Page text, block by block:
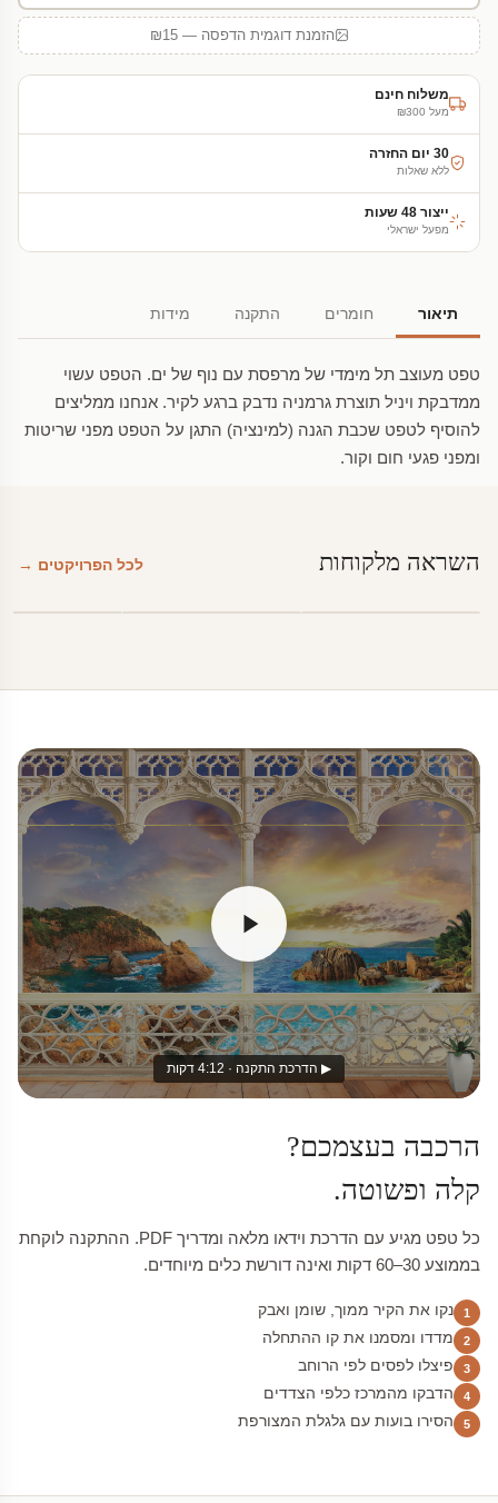
הזמנת דוגמית הדפסה — ₪15
משלוח חינם
מעל ₪300
30 יום החזרה
ללא שאלות
ייצור 48 שעות
מפעל ישראלי
תיאור חומרים התקנה מידות
טפט מעוצב תל מימדי של מרפסת עם נוף של ים. הטפט עשוי
ממדבקת ויניל תוצרת גרמניה נדבק ברגע לקיר. אנחנו ממליצים
להוסיף לטפט שכבת הגנה (למינציה) התגן על הטפט מפני שריטות
ומפני פגעי חום וקור.
השראה מלקוחות לכל הפרויקטים →
▶ הדרכת התקנה · 4:12 דקות
הרכבה בעצמכם?
קלה ופשוטה.
כל טפט מגיע עם הדרכת וידאו מלאה ומדריך PDF. ההתקנה לוקחת
בממוצע 30–60 דקות ואינה דורשת כלים מיוחדים.
1 נקו את הקיר ממוך, שומן ואבק
2 מדדו ומסמנו את קו ההתחלה
3 פיצלו לפסים לפי הרוחב
4 הדבקו מהמרכז כלפי הצדדים
5 הסירו בועות עם גלגלת המצורפת